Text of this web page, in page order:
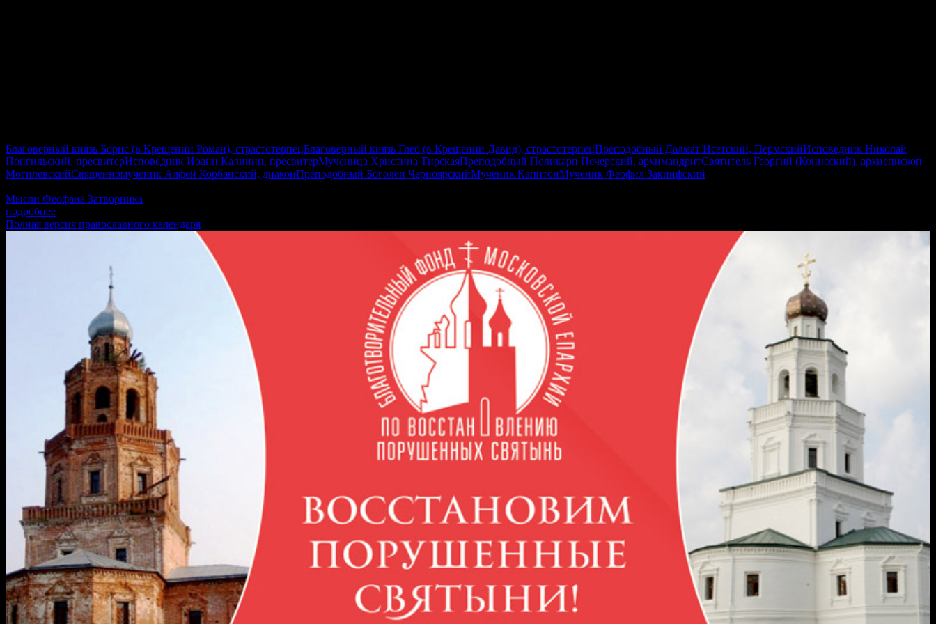
Благоверный князь Борис (в Крещении Роман), страстотерпецБлаговерный князь Глеб (в Крещении Давид), страстотерпецПреподобный Далмат Исетский, ПермскийИсповедник Николай
Понгильский, пресвитерИсповедник Иоанн Калинин, пресвитерМученица Христина ТирскаяПреподобный Поликарп Печерский, архимандритСвятитель Георгий (Конисский), архиепископ
МогилевскийСвященномученик Алфей Корбанский, диаконПреподобный Боголеп ЧерноярскийМученик КапитонМученик Феофил Закинфский
Мысли Феофана Затворника
подробнее
Полная версия православного календаря